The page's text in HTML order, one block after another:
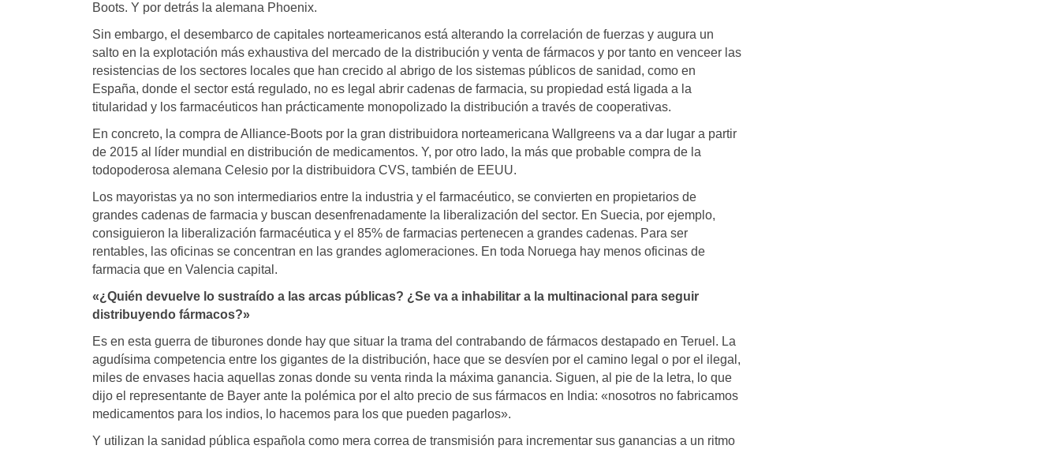
Boots. Y por detrás la alemana Phoenix.
Sin embargo, el desembarco de capitales norteamericanos está alterando la correlación de fuerzas y augura un
salto en la explotación más exhaustiva del mercado de la distribución y venta de fármacos y por tanto en venceer las
resistencias de los sectores locales que han crecido al abrigo de los sistemas públicos de sanidad, como en
España, donde el sector está regulado, no es legal abrir cadenas de farmacia, su propiedad está ligada a la
titularidad y los farmacéuticos han prácticamente monopolizado la distribución a través de cooperativas.
En concreto, la compra de Alliance-Boots por la gran distribuidora norteamericana Wallgreens va a dar lugar a partir
de 2015 al líder mundial en distribución de medicamentos. Y, por otro lado, la más que probable compra de la
todopoderosa alemana Celesio por la distribuidora CVS, también de EEUU.
Los mayoristas ya no son intermediarios entre la industria y el farmacéutico, se convierten en propietarios de
grandes cadenas de farmacia y buscan desenfrenadamente la liberalización del sector. En Suecia, por ejemplo,
consiguieron la liberalización farmacéutica y el 85% de farmacias pertenecen a grandes cadenas. Para ser
rentables, las oficinas se concentran en las grandes aglomeraciones. En toda Noruega hay menos oficinas de
farmacia que en Valencia capital.
«¿Quién devuelve lo sustraído a las arcas públicas? ¿Se va a inhabilitar a la multinacional para seguir
distribuyendo fármacos?»
Es en esta guerra de tiburones donde hay que situar la trama del contrabando de fármacos destapado en Teruel. La
agudísima competencia entre los gigantes de la distribución, hace que se desvíen por el camino legal o por el ilegal,
miles de envases hacia aquellas zonas donde su venta rinda la máxima ganancia. Siguen, al pie de la letra, lo que
dijo el representante de Bayer ante la polémica por el alto precio de sus fármacos en India: «nosotros no fabricamos
medicamentos para los indios, lo hacemos para los que pueden pagarlos».
Y utilizan la sanidad pública española como mera correa de transmisión para incrementar sus ganancias a un ritmo